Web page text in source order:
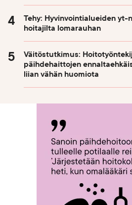
Tehy: Hyvinvointialueiden
hoitajilta lomarauhan
Väitöstutkimus:
päihdehaittojen
liian vähän huomiota